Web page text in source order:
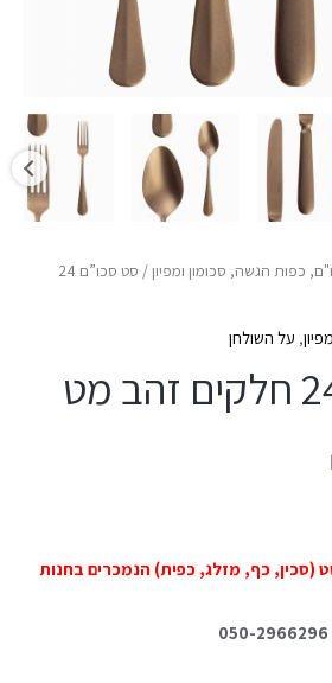
כפות הגשה, סכומון ומפיון
/ סט סכו”ם 24
, על השולחן
(סכין, כף, מזלג, כפית) הנמכרים בחנות